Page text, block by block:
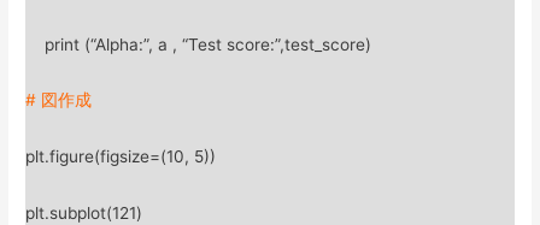
print (“Alpha:”, a , “Test score:”,test_score)
# 図作成
plt.figure(figsize=(10, 5))
plt.subplot(121)